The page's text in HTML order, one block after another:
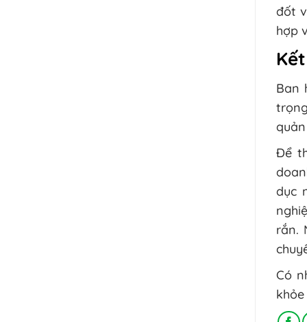
đốt
hợp
Ban
Để
dục
rắn.
Có